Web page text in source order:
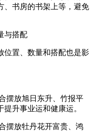
、书房的书架上等，避免
与搭配
位置、数量和搭配也是影
摆放旭日东升、竹报平
升事业运和健康运。
摆放牡丹花开富贵、鸿